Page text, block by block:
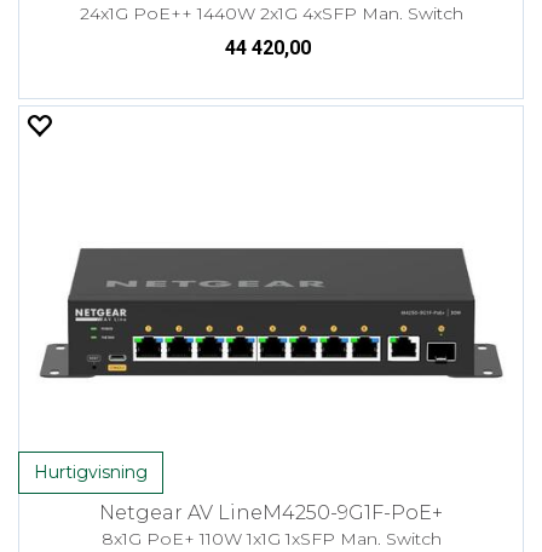
24x1G PoE++ 1440W 2x1G 4xSFP Man. Switch
44 420,00
Hurtigvisning
Netgear AV LineM4250-9G1F-PoE+
8x1G PoE+ 110W 1x1G 1xSFP Man. Switch